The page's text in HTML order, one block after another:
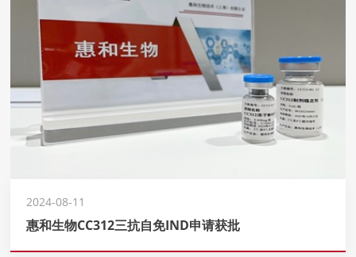
2024-08-11
惠和生物CC312三抗自免IND申请获批